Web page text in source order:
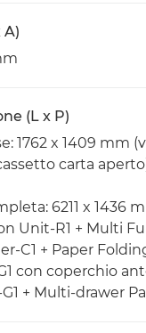
A)
(L x P)
1762 x 1409 mm
carta
6211 x 1436
Unit-R1 + Multi
C1 + Paper
con coperchio
+ Multi-drawer